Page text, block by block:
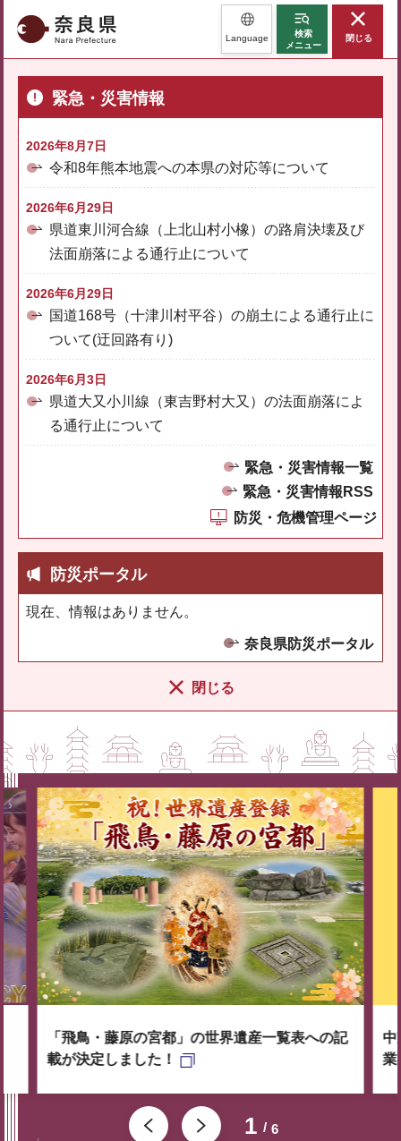
奈良県 Language
検索
メニュー
閉じる
緊急・災害情報
2026年8月7日
令和8年熊本地震への本県の対応等について
2026年6月29日
県道東川河合線（上北山村小橡）の路肩決壊及び
法面崩落による通行止について
2026年6月29日
国道168号（十津川村平谷）の崩土による通行止に
ついて(迂回路有り)
2026年6月3日
県道大又小川線（東吉野村大又）の法面崩落によ
る通行止について
緊急・災害情報一覧
緊急・災害情報RSS
防災・危機管理ページ
防災ポータル
現在、情報はありません。
奈良県防災ポータル
閉じる
1 6
「飛鳥・藤原の宮都」の世界遺産一覧表への記
載が決定しました！
中
業